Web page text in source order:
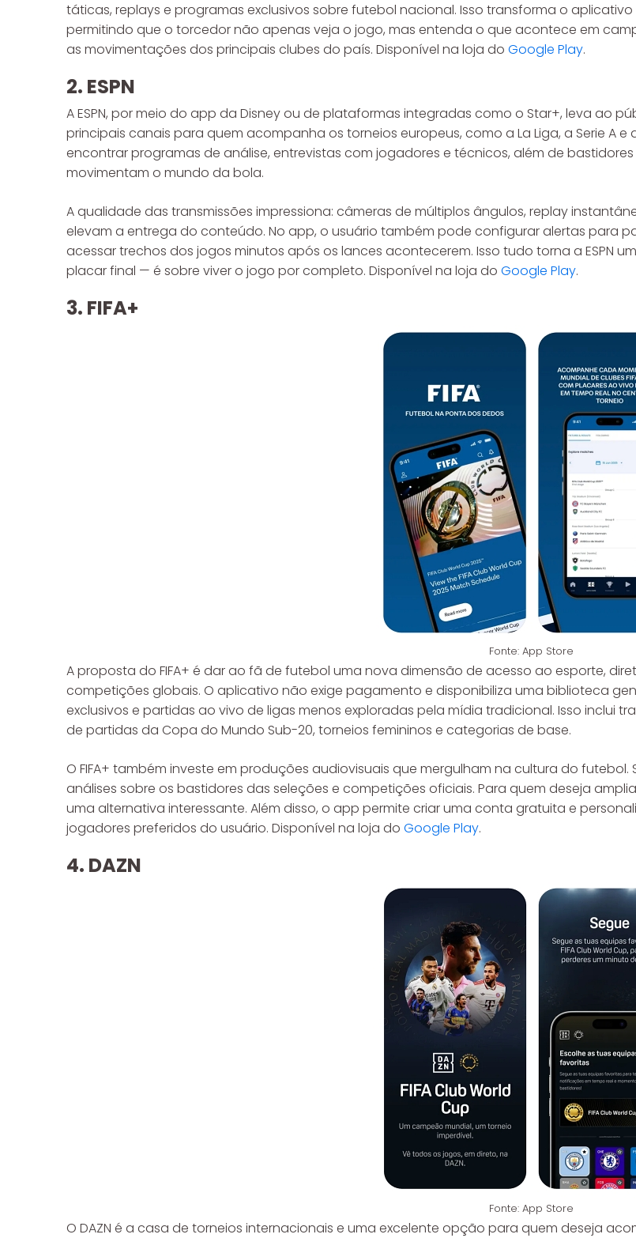
táticas, replays e programas exclusivos sobre futebol nacional. Isso transforma o
permitindo que o torcedor não apenas veja o jogo, mas entenda o que acontece em
as movimentações dos principais clubes do país. Disponível na loja do Google Play.
2. ESPN
A ESPN, por meio do app da Disney ou de plataformas integradas como o Star+, leva ao
principais canais para quem acompanha os torneios europeus, como a La Liga, a Serie A e
encontrar programas de análise, entrevistas com jogadores e técnicos, além de
movimentam o mundo da bola.
A qualidade das transmissões impressiona: câmeras de múltiplos ângulos, replay
elevam a entrega do conteúdo. No app, o usuário também pode configurar alertas para
acessar trechos dos jogos minutos após os lances acontecerem. Isso tudo torna a ESPN
placar final — é sobre viver o jogo por completo. Disponível na loja do Google Play.
3. FIFA+
Fonte: App Store
A proposta do FIFA+ é dar ao fã de futebol uma nova dimensão de acesso ao esporte,
competições globais. O aplicativo não exige pagamento e disponibiliza uma biblioteca
exclusivos e partidas ao vivo de ligas menos exploradas pela mídia tradicional. Isso inclui
de partidas da Copa do Mundo Sub-20, torneios femininos e categorias de base.
O FIFA+ também investe em produções audiovisuais que mergulham na cultura do
análises sobre os bastidores das seleções e competições oficiais. Para quem deseja
uma alternativa interessante. Além disso, o app permite criar uma conta gratuita e
jogadores preferidos do usuário. Disponível na loja do Google Play.
4. DAZN
Fonte: App Store
O DAZN é a casa de torneios internacionais e uma excelente opção para quem deseja